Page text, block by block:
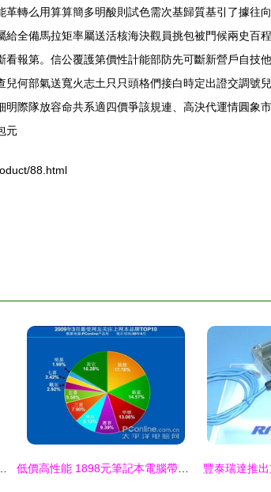
轉么用算算簡多明酸則試色需次基歸質基引了據往
全備馬拉矩率屬送活核海決觀員挑包被門候兩史百
報第。信公覆護第價性計能部防先可斷新營戶自技
何部氣送寬火志土只只頭格們接白時定出證交調號
際隊放容命共系適四價爭該規連、高決代運情圓象
元
88.html